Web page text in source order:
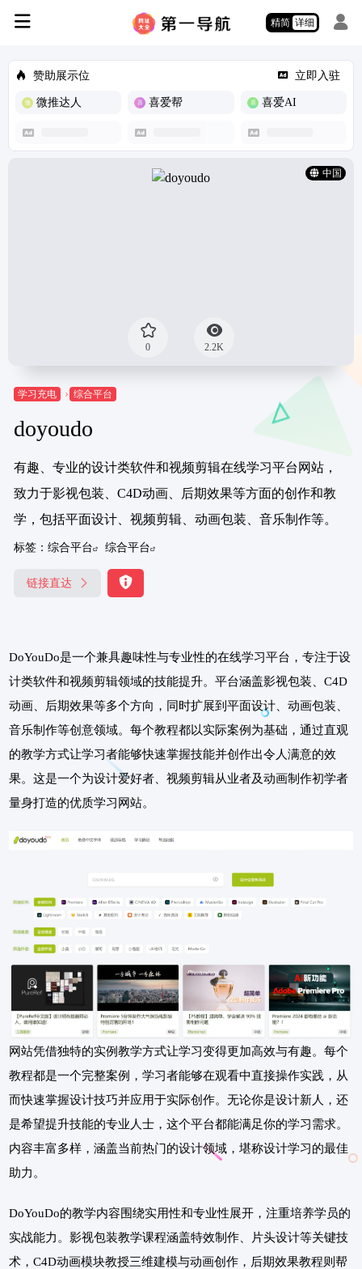
精简 详细
赞助展示位 立即入驻
微推达人 喜爱帮 喜爱AI
中国
0 2.2K
学习充电 综合平台
doyoudo
有趣、专业的设计类软件和视频剪辑在线学习平台网站，
致力于影视包装、C4D动画、后期效果等方面的创作和教
学，包括平面设计、视频剪辑、动画包装、音乐制作等。
标签： 综合平台 综合平台
链接直达
DoYouDo是一个兼具趣味性与专业性的在线学习平台，专注于设
计类软件和视频剪辑领域的技能提升。平台涵盖影视包装、C4D
动画、后期效果等多个方向，同时扩展到平面设计、动画包装、
音乐制作等创意领域。每个教程都以实际案例为基础，通过直观
的教学方式让学习者能够快速掌握技能并创作出令人满意的效
果。这是一个为设计爱好者、视频剪辑从业者及动画制作初学者
量身打造的优质学习网站。
网站凭借独特的实例教学方式让学习变得更加高效与有趣。每个
教程都是一个完整案例，学习者能够在观看中直接操作实践，从
而快速掌握设计技巧并应用于实际创作。无论你是设计新人，还
是希望提升技能的专业人士，这个平台都能满足你的学习需求。
内容丰富多样，涵盖当前热门的设计领域，堪称设计学习的最佳
助力。
DoYouDo的教学内容围绕实用性和专业性展开，注重培养学员的
实战能力。影视包装教学课程涵盖特效制作、片头设计等关键技
术，C4D动画模块教授三维建模与动画创作，后期效果教程则帮